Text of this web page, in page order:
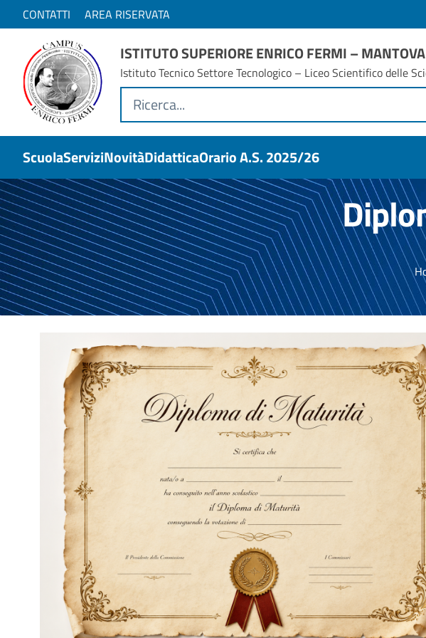
CONTATTI AREA RISERVATA
ISTITUTO SUPERIORE ENRICO FERMI – MANTOVA
Istituto Tecnico Settore Tecnologico – Liceo Scientifico delle
ScuolaServiziNovitàDidatticaOrario A.s. 2025/26